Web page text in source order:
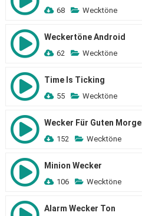
68 Wecktöne
Weckertöne Android
62 Wecktöne
Time Is Ticking
55 Wecktöne
Wecker Für Guten
152 Wecktöne
Minion Wecker
106 Wecktöne
Alarm Wecker Ton